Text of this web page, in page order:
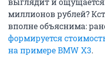
миллионов рублей?
вполне объяснима:
формируется
на примере BMW X3.